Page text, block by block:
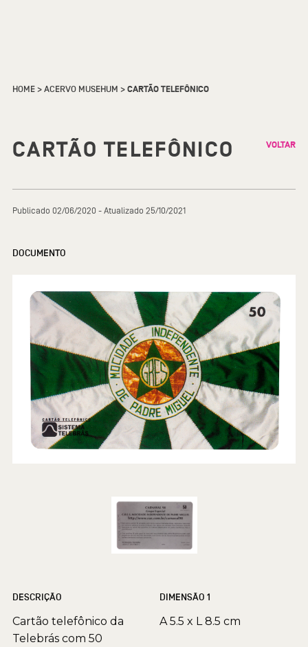
HOME>ACERVO MUSEHUM >CARTÃO TELEFÔNICO
CARTÃO TELEFÔNICO VOLTAR
Publicado 02/06/2020 - Atualizado 25/10/2021
DOCUMENTO
DESCRIÇÃO
Cartão telefônico da
Telebrás com 50
DIMENSÃO 1
A 5.5 x L 8.5 cm